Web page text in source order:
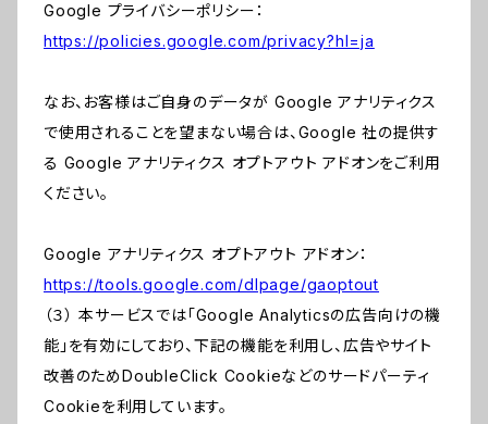
Google プライバシーポリシー：
https://policies.google.com/privacy?hl=ja
なお、お客様はご自身のデータが Google アナリティクス
で使用されることを望まない場合は、Google 社の提供す
る Google アナリティクス オプトアウト アドオンをご利用
ください。
Google アナリティクス オプトアウト アドオン：
https://tools.google.com/dlpage/gaoptout
（３） 本サービスでは「Google Analyticsの広告向けの機
能」を有効にしており、下記の機能を利用し、広告やサイト
改善のためDoubleClick Cookieなどのサードパーティ
Cookieを利用しています。